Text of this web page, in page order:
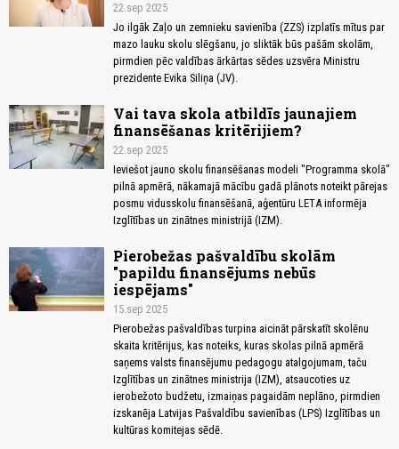
22.sep 2025
Jo ilgāk Zaļo un zemnieku savienība (ZZS) izplatīs mītus par
mazo lauku skolu slēgšanu, jo sliktāk būs pašām skolām,
pirmdien pēc valdības ārkārtas sēdes uzsvēra Ministru
prezidente Evika Siliņa (JV).
Vai tava skola atbildīs jaunajiem
finansēšanas kritērijiem?
22.sep 2025
Ieviešot jauno skolu finansēšanas modeli "Programma skolā"
pilnā apmērā, nākamajā mācību gadā plānots noteikt pārejas
posmu vidusskolu finansēšanā, aģentūru LETA informēja
Izglītības un zinātnes ministrijā (IZM).
Pierobežas pašvaldību skolām
"papildu finansējums nebūs
iespējams"
15.sep 2025
Pierobežas pašvaldības turpina aicināt pārskatīt skolēnu
skaita kritērijus, kas noteiks, kuras skolas pilnā apmērā
saņems valsts finansējumu pedagogu atalgojumam, taču
Izglītības un zinātnes ministrija (IZM), atsaucoties uz
ierobežoto budžetu, izmaiņas pagaidām neplāno, pirmdien
izskanēja Latvijas Pašvaldību savienības (LPS) Izglītības un
kultūras komitejas sēdē.